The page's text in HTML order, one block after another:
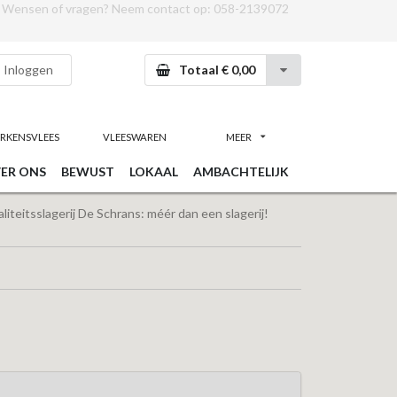
Wensen of vragen? Neem contact op: 058-2139072
Inloggen Totaal € 0,00
VLEESWAREN MEER
ONS BEWUST LOKAAL AMBACHTELIJK
De Schrans: méér dan een slagerij!